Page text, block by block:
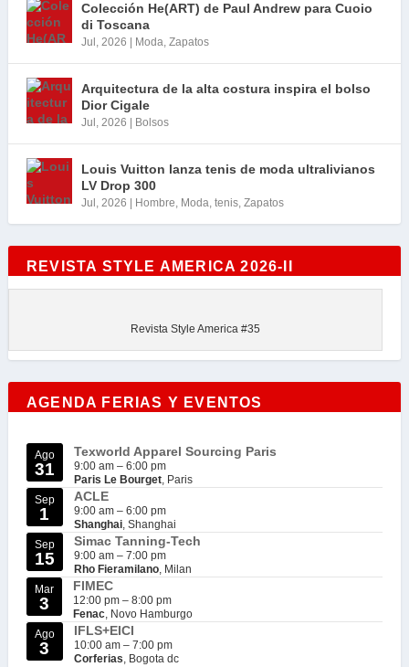
Colección He(ART) de Paul Andrew para Cuoio
di Toscana
Jul, 2026 Moda, Zapatos
Arquitectura de la alta costura inspira el bolso
Dior Cigale
Jul, 2026 Bolsos
Louis Vuitton lanza tenis de moda ultralivianos
LV Drop 300
Jul, 2026 Hombre, Moda, tenis, Zapatos
REVISTA STYLE AMERICA 2026-II
Revista Style America #35
AGENDA FERIAS Y EVENTOS
Ago
31
Texworld Apparel Sourcing Paris
9:00 am – 6:00 pm
Paris Le Bourget, Paris
Sep
1
ACLE
9:00 am – 6:00 pm
Shanghai, Shanghai
Sep
15
Simac Tanning-Tech
9:00 am – 7:00 pm
Rho Fieramilano, Milan
Mar
3
FIMEC
12:00 pm – 8:00 pm
Fenac, Novo Hamburgo
Ago
3
IFLS+EICI
10:00 am – 7:00 pm
Corferias, Bogota dc